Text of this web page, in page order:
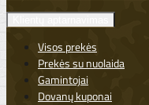
Visos prekės
Prekės su nuolaida
Gamintojai
Dovanų kuponai